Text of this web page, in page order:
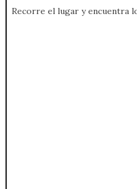
Recorre el lugar y encuentra